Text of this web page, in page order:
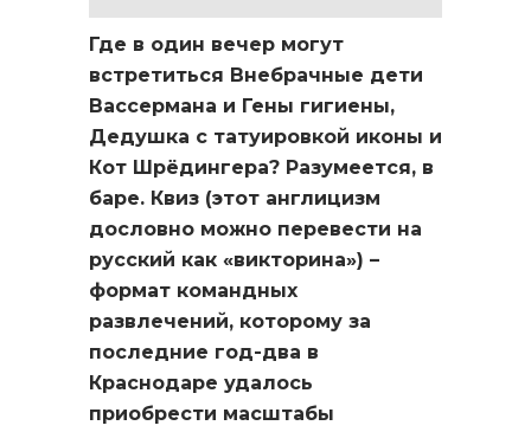
Где в один вечер могут
встретиться Внебрачные дети
Вассермана и Гены гигиены,
Дедушка с татуировкой иконы и
Кот Шрёдингера? Разумеется, в
баре. Квиз (этот англицизм
дословно можно перевести на
русский как «викторина») –
формат командных
развлечений, которому за
последние год-два в
Краснодаре удалось
приобрести масштабы